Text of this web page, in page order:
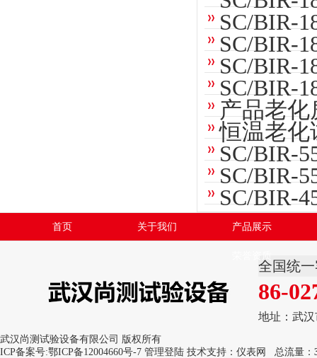
SC/BIR-
SC/BIR-
SC/BIR-
SC/BIR-
产品老化
恒温老化
SC/BIR-
SC/BIR-
SC/BIR-
首页 关于我们 产品展示
全国统
86-
地址：武
武汉尚测试验设备有限公司 版权所有
ICP备案号:鄂ICP备12004660号-7 管理登陆 技术支持： 仪表网 总流量：